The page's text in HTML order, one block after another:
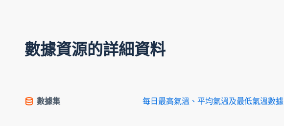
數據資源的詳細資料
數據集 每日最高氣溫、平均氣溫及最低氣溫數據